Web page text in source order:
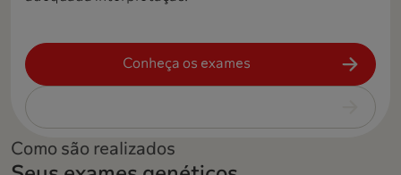
Conheça os exames
Como são realizados